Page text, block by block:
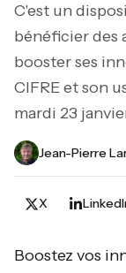
C'est un
bénéficier des
booster ses
CIFRE et son
mardi 23
Jean-Pierre
X
Boostez vos